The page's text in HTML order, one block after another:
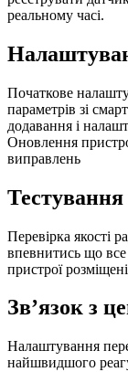
реальному часі.
Початкове
параметрів зі
додавання і
Оновлення
виправлень
Перевірка якості
впевнитись що все
пристрої
Зв’язок з
Налаштування
найшвидшого